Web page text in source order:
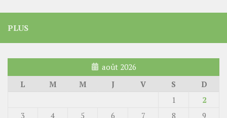
PLUS
août 2026
L
M M J V S
D
1
2
3
4 5 6 7 8
9